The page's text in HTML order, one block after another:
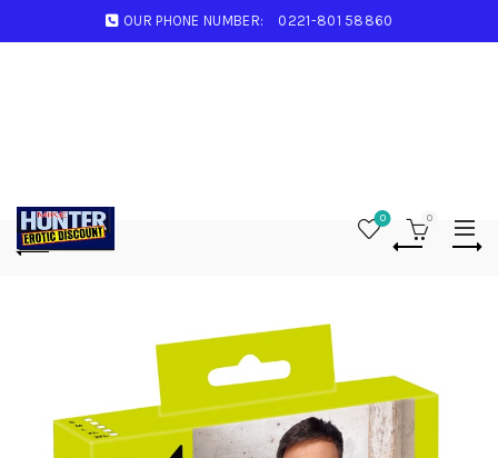
OUR PHONE NUMBER: 0221-801 58860
0 0